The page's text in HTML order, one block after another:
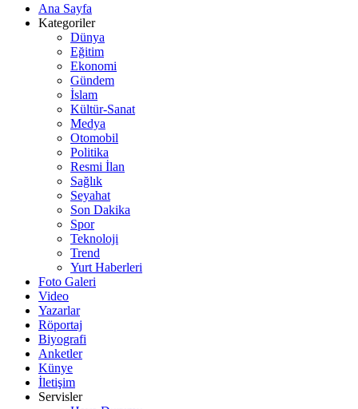
Ana Sayfa
Kategoriler
Dünya
Eğitim
Ekonomi
Gündem
İslam
Kültür-Sanat
Medya
Otomobil
Politika
Resmi İlan
Sağlık
Seyahat
Son Dakika
Spor
Teknoloji
Trend
Yurt Haberleri
Foto Galeri
Video
Yazarlar
Röportaj
Biyografi
Anketler
Künye
İletişim
Servisler